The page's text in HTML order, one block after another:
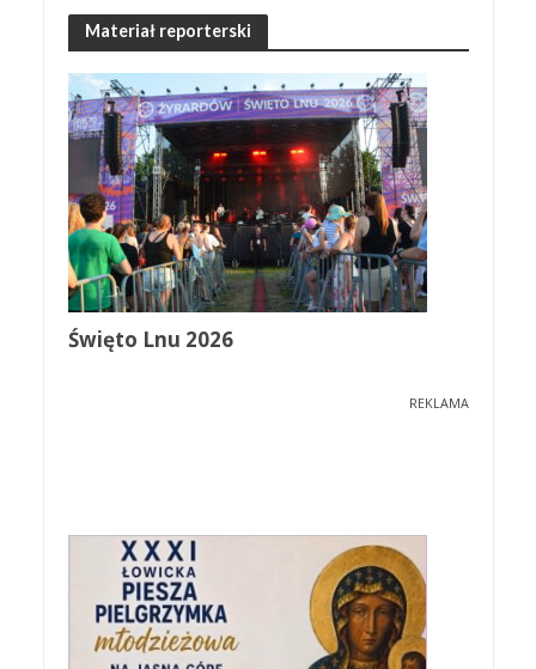
Materiał reporterski
Święto Lnu 2026
REKLAMA